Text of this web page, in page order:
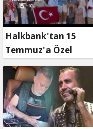
Halkbank'tan 15
Temmuz'a Özel
Reklam Filmi: "İrade
Bizim, Zafer Bizim"